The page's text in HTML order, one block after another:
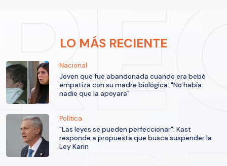
LO MÁS RECIENTE
Nacional
Joven que fue abandonada cuando era bebé
empatiza con su madre biológica: "No había
nadie que la apoyara"
Política
"Las leyes se pueden perfeccionar": Kast
responde a propuesta que busca suspender la
Ley Karin